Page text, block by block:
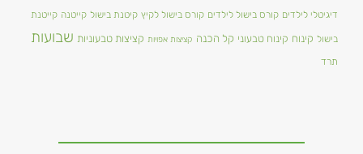
דיגיטלי לילדים קורס בישול לילדים קורס בישול לקיץ קיטנת בישול קייטנה קייטנת
בישול קינוח קינוח טבעוני קל הכנה קציצות אפויות קציצות טבעוניות שבועות
תרד